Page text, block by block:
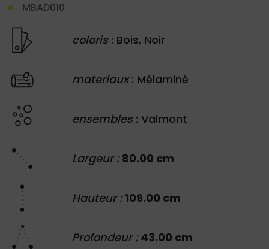
MBAD010
coloris: Bois, Noir
materiaux: Mélaminé
ensembles: Valmont
Largeur :80.00 cm
Hauteur :109.00 cm
Profondeur :43.00 cm